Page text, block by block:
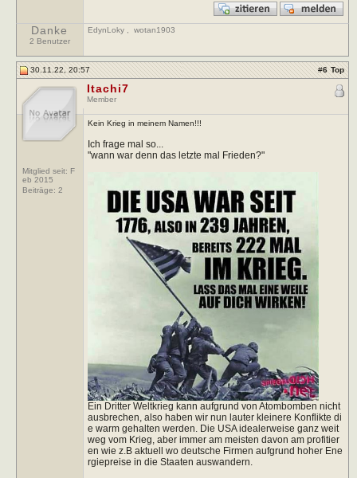
Danke
2 Benutzer
EdynLoky wotan1903
30.11.22, 20:57 #6 Top
Mitglied seit: F
eb 2015
Beiträge: 2
Itachi7
Member
Kein Krieg in meinem Namen!!!
Ich frage mal so...
"wann war denn das letzte mal Frieden?"
Ein Dritter Weltkrieg kann aufgrund von Atombomben nicht
ausbrechen, also haben wir nun lauter kleinere Konflikte di
e warm gehalten werden. Die USA idealerweise ganz weit
weg vom Krieg, aber immer am meisten davon am profitier
en wie z.B aktuell wo deutsche Firmen aufgrund hoher Ene
rgiepreise in die Staaten auswandern.